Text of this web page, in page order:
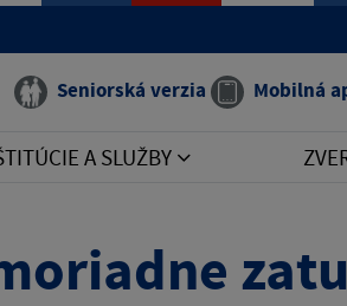
Seniorská verzia Mobilná
A SLUŽBY